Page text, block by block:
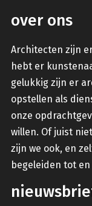
over ons
Architecten zijn
hebt er
gelukkig zijn er
opstellen als
onze
willen. Of juist
zijn we ook, en
begeleiden tot